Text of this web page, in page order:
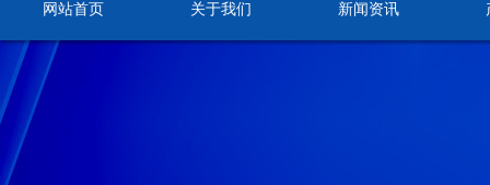
网站首页 关于我们 新闻资讯